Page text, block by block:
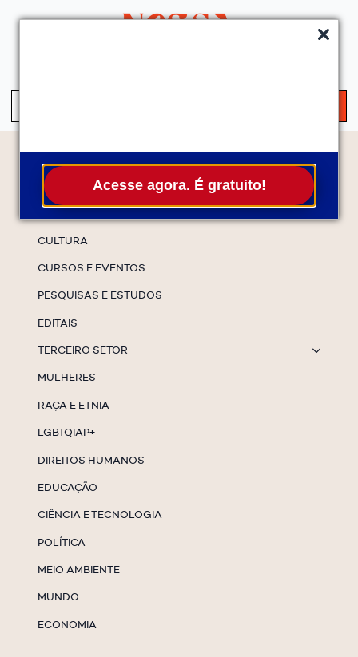
Acesse agora. É gratuito!
Temas
CULTURA
CURSOS E EVENTOS
PESQUISAS E ESTUDOS
EDITAIS
TERCEIRO SETOR
MULHERES
RAÇA E ETNIA
LGBTQIAP+
DIREITOS HUMANOS
EDUCAÇÃO
CIÊNCIA E TECNOLOGIA
POLÍTICA
MEIO AMBIENTE
MUNDO
ECONOMIA